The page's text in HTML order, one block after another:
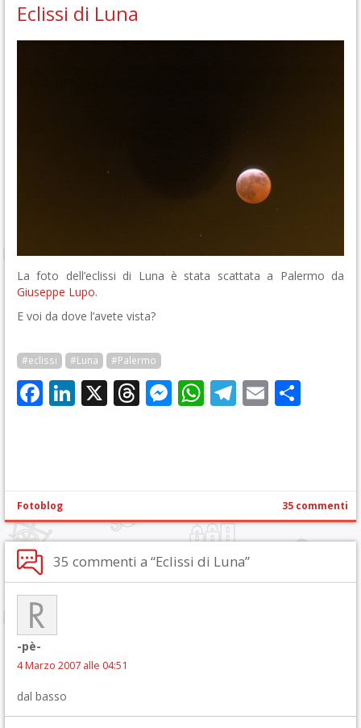
Eclissi di Luna
La foto dell’eclissi di Luna è stata scattata a Palermo da
Giuseppe Lupo.
E voi da dove l’avete vista?
#eclissi #Luna #Palermo
Facebook
LinkedIn
X Threads
Messenger
WhatsApp
Telegram
Email
Fotoblog 35 commenti
35 commenti a “Eclissi di Luna”
-pè-
4 Marzo 2007 alle 04:51
dal basso